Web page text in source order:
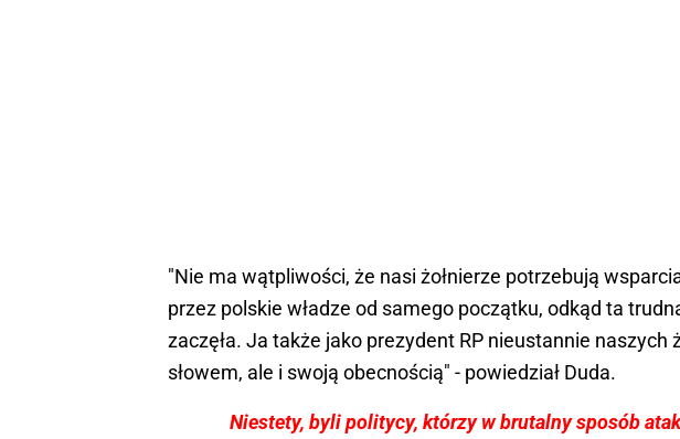
"Nie ma wątpliwości, że nasi żołnierze potrzebują
przez polskie władze od samego początku, odkąd ta
zaczęła. Ja także jako prezydent RP nieustannie naszych
słowem, ale i swoją obecnością" - powiedział Duda.
Niestety, byli politycy, którzy w brutalny sposób